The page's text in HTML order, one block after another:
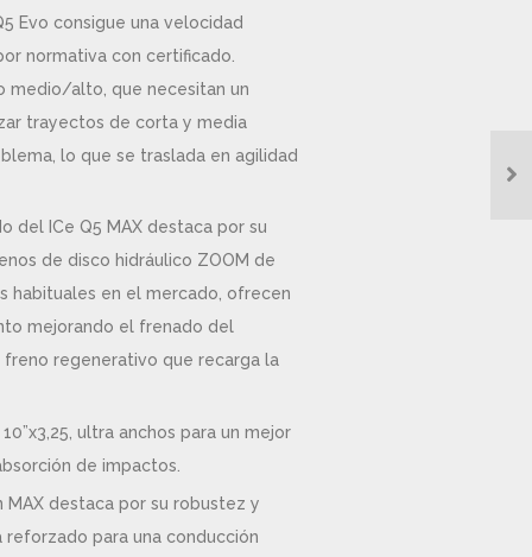
Evo consigue una velocidad
normativa con certificado.
medio/alto, que necesitan un
trayectos de corta y media
lo que se traslada en agilidad
del ICe Q5 MAX destaca por su
de disco hidráulico ZOOM de
habituales en el mercado, ofrecen
mejorando el frenado del
regenerativo que recarga la
ultra anchos para un mejor
de impactos.
MAX destaca por su robustez y
para una conducción